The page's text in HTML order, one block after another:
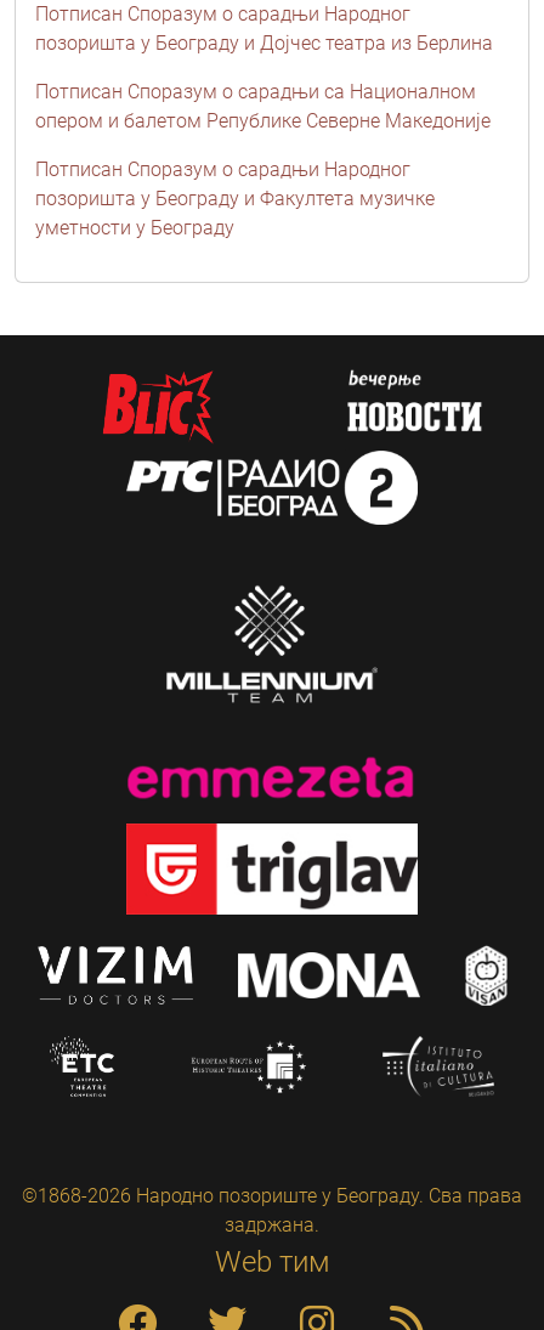
Потписан Споразум о сарадњи Народног
позоришта у Београду и Дојчес театра из Берлина
Потписан Споразум о сарадњи са Националном
опером и балетом Републике Северне Македоније
Потписан Споразум о сарадњи Народног
позоришта у Београду и Факултета музичке
уметности у Београду
©1868-2026 Народно позориште у Београду. Сва права
задржана.
Web тим